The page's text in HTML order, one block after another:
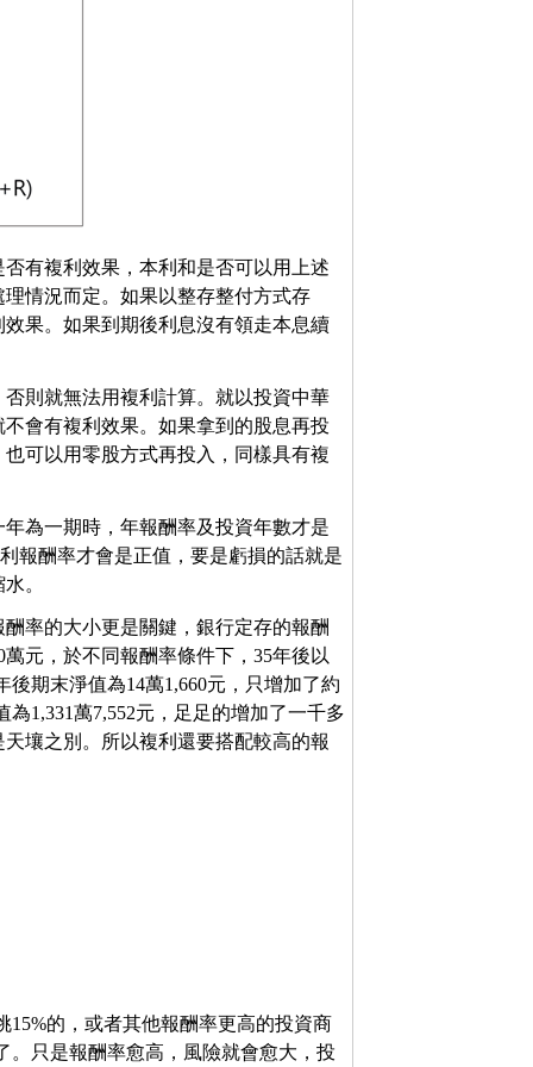
有複利效果，本利和是否可以用上述
情況而定。如果以整存整付方式存
果。如果到期後利息沒有領走本息續
則就無法用複利計算。就以投資中華
會有複利效果。如果拿到的股息再投
可以用零股方式再投入，同樣具有複
為一期時，年報酬率及投資年數才是
報酬率才會是正值，要是虧損的話就是
。
率的大小更是關鍵，銀行定存的報酬
元，於不同報酬率條件下，35年後以
期末淨值為14萬1,660元，只增加了約
1,331萬7,552元，足足的增加了一千多
壤之別。所以複利還要搭配較高的報
的，或者其他報酬率更高的投資商
。只是報酬率愈高，風險就會愈大，投